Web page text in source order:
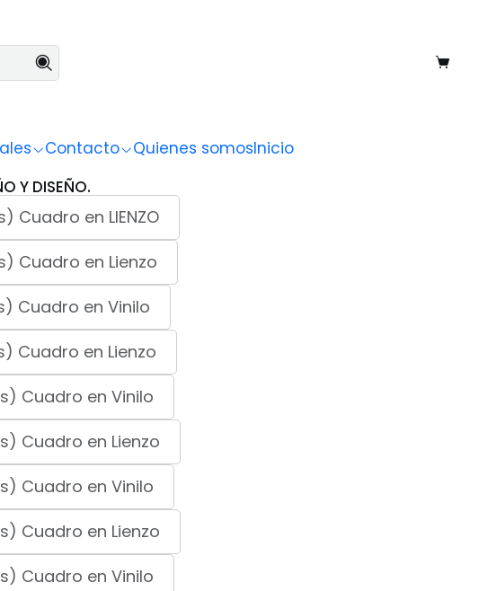
Contacto Quienes somosInicio
Y DISEÑO.
Cuadro en LIENZO
Cuadro en Lienzo
Cuadro en Vinilo
Cuadro en Lienzo
Cuadro en Vinilo
Cuadro en Lienzo
Cuadro en Vinilo
Cuadro en Lienzo
Cuadro en Vinilo